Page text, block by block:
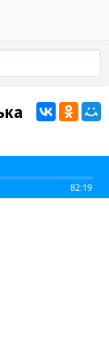
82:19